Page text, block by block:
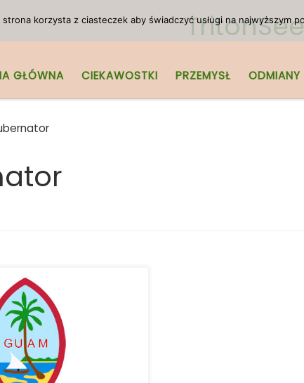
GŁÓWNA CIEKAWOSTKI PRZEMYSŁ ODMIANY
Guam zalegalizowali
marihuany.
Eddie Calvo (R) uważa,
powinny przenieść
i zacząć przesuwać się
marihuany na własny
strona korzysta z ciasteczek aby świadczyć usługi na najwyższym